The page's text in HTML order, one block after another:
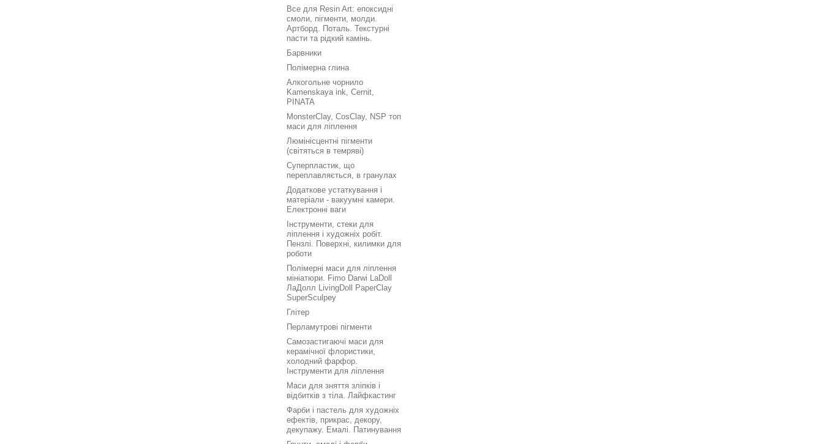
Все для Resin Art: епоксидні
смоли, пігменти, молди.
Артборд. Поталь. Текстурні
пасти та рідкий камінь.
Барвники
Полімерна глина
Алкогольне чорнило
Kamenskaya ink, Cernit,
PINATA
MonsterClay, CosClay, NSP топ
маси для ліплення
Люмінісцентні пігменти
(світяться в темряві)
Суперпластик, що
переплавляється, в гранулах
Додаткове устаткування і
матеріали - вакуумні камери.
Електронні ваги
Інструменти, стеки для
ліплення і художніх робіт.
Пензлі. Поверхні, килимки для
роботи
Полімерні маси для ліплення
мініатюри. Fimo Darwi LaDoll
ЛаДолл LivingDoll PaperClay
SuperSculpey
Глітер
Перламутрові пігменти
Самозастигаючі маси для
керамічної флористики,
холодний фарфор.
Інструменти для ліплення
Маси для зняття зліпків і
відбитків з тіла. Лайфкастинг
Фарби і пастель для художніх
ефектів, прикрас, декору,
декупажу. Емалі. Патинування